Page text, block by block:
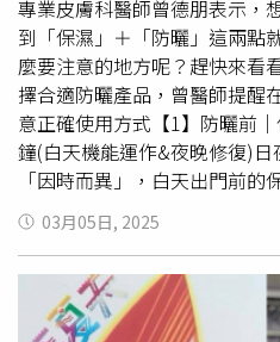
水精華 50ml/1,485元（價值
3.ANESSA安耐曬#金鑽高效防
花板，夏天抗紫外線必備，買
安耐曬金鑽高效防曬露NA 5X
牌提供）4.d program 敏感話
膚救援英雄，保濕修護雙重
d program 敏感話題 急救小
x2/2,800元（組合價)（圖／
之光nomel，用純淨保養守護
中的「溫柔保養系女友」，
母親節主打「When Love
專業皮膚科醫師曾德朋表示，
到「保濕」＋「防曬」這兩點
麼要注意的地方呢？趕快來看
擇合適防曬產品，曾醫師提醒
意正確使用方式【1】防曬前
鐘(白天機能運作&夜晚修復)
「因時而異」，白天出門前
用單純，作好清潔/保濕/防曬
容易相互影響，不僅造成肌膚
好防曬保護皮膚。（圖／品
乾濕有別補防曬前很多人會
03月05日, 2025